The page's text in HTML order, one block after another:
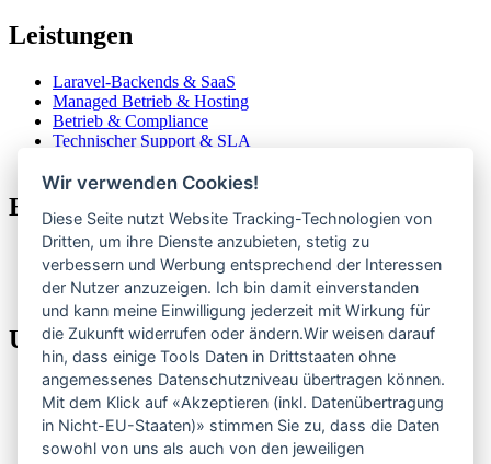
Leistungen
Laravel-Backends & SaaS
Managed Betrieb & Hosting
Betrieb & Compliance
Technischer Support & SLA
Eigene Produkte
ClubCoPilot
CompElo
Alle Produkte
Unternehmen
Über uns
Referenzen
Preise
Blog
Wir verwenden Cookies!
Diese Seite nutzt Website Tracking-Technologien von
Dritten, um ihre Dienste anzubieten, stetig zu
verbessern und Werbung entsprechend der Interessen
der Nutzer anzuzeigen. Ich bin damit einverstanden
und kann meine Einwilligung jederzeit mit Wirkung für
die Zukunft widerrufen oder ändern.Wir weisen darauf
hin, dass einige Tools Daten in Drittstaaten ohne
angemessenes Datenschutzniveau übertragen können.
Mit dem Klick auf «Akzeptieren (inkl. Datenübertragung
in Nicht-EU-Staaten)» stimmen Sie zu, dass die Daten
sowohl von uns als auch von den jeweiligen